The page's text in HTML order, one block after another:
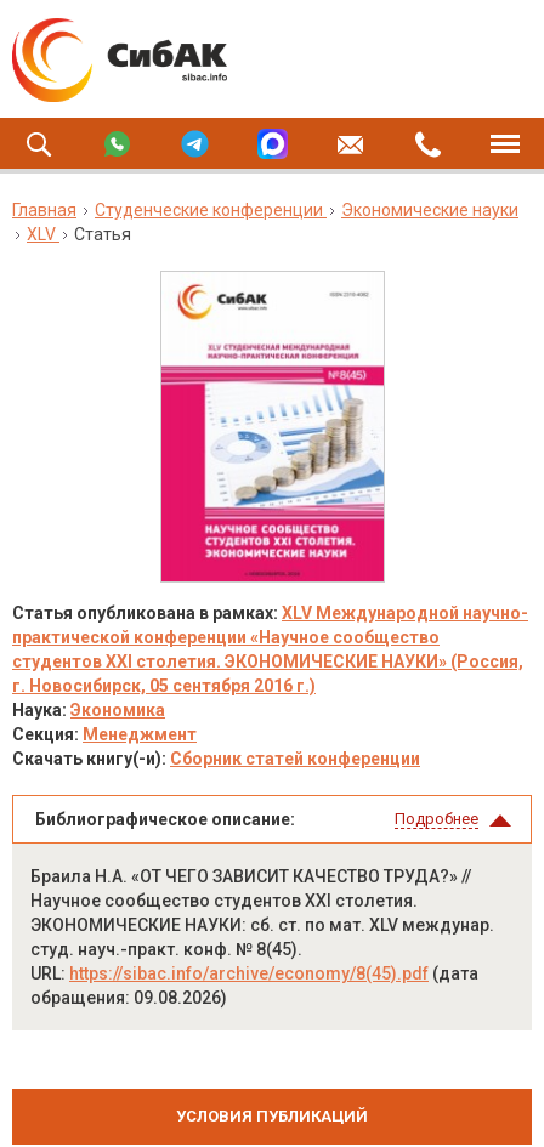
Главная Студенческие конференции
Экономические науки
XLV
Статья
Статья опубликована в рамках: XLV Международной научно-
практической конференции «Научное сообщество
студентов XXI столетия. ЭКОНОМИЧЕСКИЕ НАУКИ» (Россия,
г. Новосибирск, 05 сентября 2016 г.)
Наука: Экономика
Секция: Менеджмент
Скачать книгу(-и): Сборник статей конференции
Библиографическое описание: Подробнее
Браила Н.А. «ОТ ЧЕГО ЗАВИСИТ КАЧЕСТВО ТРУДА?» //
Научное сообщество студентов XXI столетия.
ЭКОНОМИЧЕСКИЕ НАУКИ: сб. ст. по мат. XLV междунар.
студ. науч.-практ. конф. № 8(45).
URL: https://sibac.info/archive/economy/8(45).pdf (дата
обращения: 09.08.2026)
УСЛОВИЯ ПУБЛИКАЦИЙ